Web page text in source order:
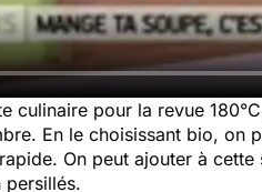
culinaire pour la revue
En le choisissant bio,
On peut ajouter à